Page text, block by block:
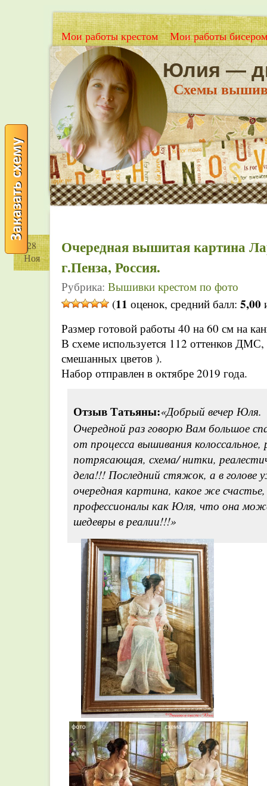
Мои работы крестом Мои работы бисером
Юлия —
Схемы
28
Ноя
Очередная вышитая картина
г.Пенза, Россия.
Рубрика: Вышивки крестом по фото
(11 оценок, средний балл: 5,00
Размер готовой работы 40 на 60 см на
В схеме используется 112 оттенков
смешанных цветов ).
Набор отправлен в октябре 2019 года.
Отзыв Татьяны:«Добрый вечер Юля.
Очередной раз говорю Вам большое
от процесса вышивания колоссальное,
потрясающая, схема/ нитки,
дела!!! Последний стяжок, а в
очередная картина, какое же
профессионалы как Юля, что она
шедевры в реалии!!!»